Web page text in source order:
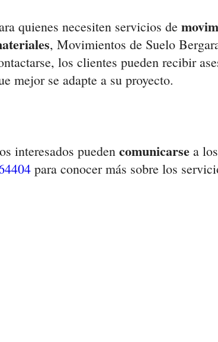
quienes necesiten servicios de
, Movimientos de Suelo
los clientes pueden recibir
mejor se adapte a su proyecto.
interesados pueden comunicarse a
para conocer más sobre los